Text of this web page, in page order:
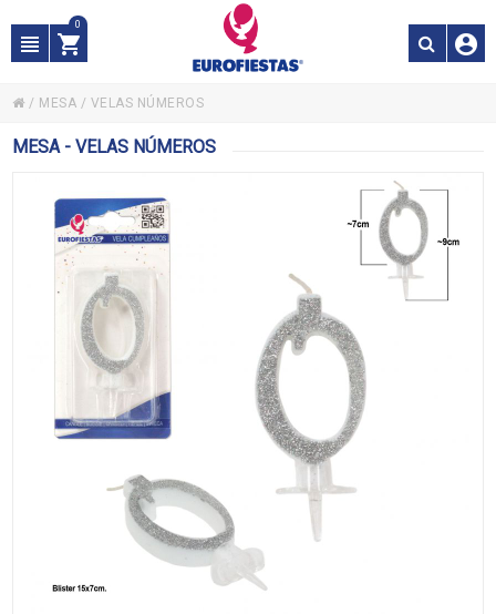
0
/ MESA / VELAS NÚMEROS
MESA - VELAS NÚMEROS